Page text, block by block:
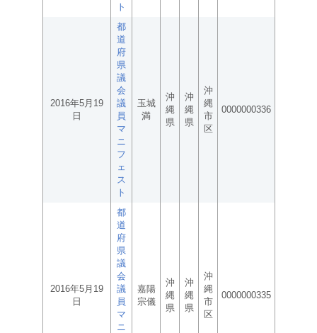
ト
2016年5月19
日
都
道
府
県
議
会
議
員
マ
ニ
フ
ェ
ス
ト
玉城
満
沖
縄
県
沖
縄
県
沖
縄
市
区
0000000336
2016年5月19
日
都
道
府
県
議
会
議
員
マ
ニ
嘉陽
宗儀
沖
縄
県
沖
縄
県
沖
縄
市
区
0000000335